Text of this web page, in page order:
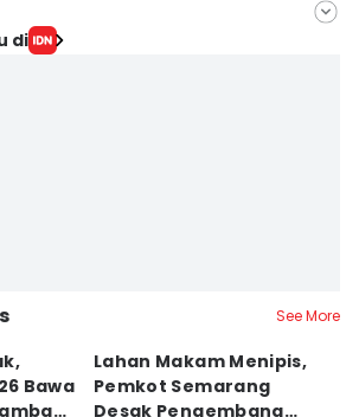
di
See More
Bawa
Lahan Makam Menipis,
Pemkot Semarang
Desak Pengembang